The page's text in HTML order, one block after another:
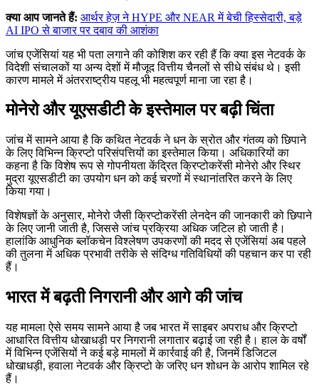
क्या आप जानते हैं: आर्थर हेज़ ने HYPE और NEAR में बेची हिस्सेदारी, बड़े
AI IPO से बाजार पर दबाव की आशंका
जांच एजेंसियां यह भी पता लगाने की कोशिश कर रही हैं कि क्या इस नेटवर्क के
विदेशी संचालकों या अन्य देशों में मौजूद वित्तीय चैनलों से सीधे संबंध थे। इसी
कारण मामले में अंतरराष्ट्रीय पहलू भी महत्वपूर्ण माना जा रहा है।
मोनेरो और यूएसडीटी के इस्तेमाल पर बढ़ी चिंता
जांच में सामने आया है कि कथित नेटवर्क ने धन के स्रोत और गंतव्य को छिपाने
के लिए विभिन्न क्रिप्टो परिसंपत्तियों का इस्तेमाल किया। अधिकारियों का
कहना है कि विशेष रूप से गोपनीयता केंद्रित क्रिप्टोकरेंसी मोनेरो और स्थिर
मुद्रा यूएसडीटी का उपयोग धन को कई चरणों में स्थानांतरित करने के लिए
किया गया।
विशेषज्ञों के अनुसार, मोनेरो जैसी क्रिप्टोकरेंसी लेनदेन की जानकारी को छिपाने
के लिए जानी जाती है, जिससे जांच प्रक्रिया अधिक जटिल हो जाती है।
हालांकि आधुनिक ब्लॉकचेन विश्लेषण उपकरणों की मदद से एजेंसियां अब पहले
की तुलना में अधिक प्रभावी तरीके से संदिग्ध गतिविधियों की पहचान कर पा रही
हैं।
भारत में बढ़ती निगरानी और आगे की जांच
यह मामला ऐसे समय सामने आया है जब भारत में साइबर अपराध और क्रिप्टो
आधारित वित्तीय धोखाधड़ी पर निगरानी लगातार बढ़ाई जा रही है। हाल के वर्षों
में विभिन्न एजेंसियों ने कई बड़े मामलों में कार्रवाई की है, जिनमें डिजिटल
धोखाधड़ी, हवाला नेटवर्क और क्रिप्टो के जरिए धन शोधन के आरोप शामिल रहे
हैं।